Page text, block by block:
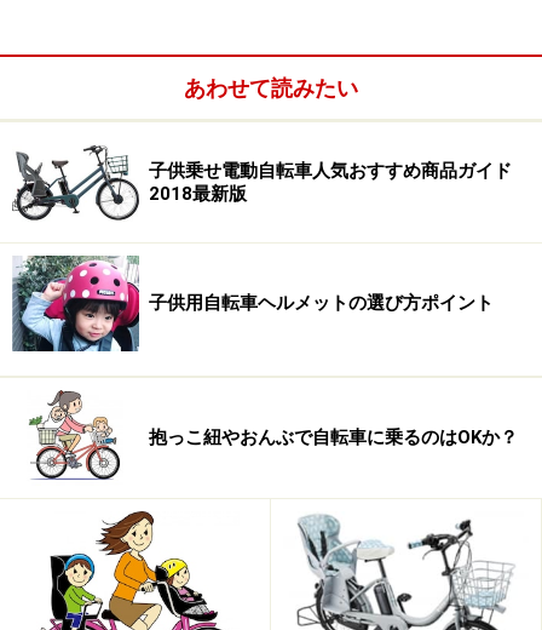
安全基準を満たした自転車には、社団法人自転車協会に
よるBAAマークと幼児２人同乗基準適合車のマークがつ
いており、店頭でも簡単に確認できます。
なお、この安全基準の要件は、以下の通りです。
■幼児2人を同乗させても十分な強度を有する
強度試験の際、前座席と後座席に幼児を想定したおもり
あわせて読みたい
子供乗せ電動自転車人気おすすめ商品ガイド
2018最新版
子供用自転車ヘルメットの選び方ポイント
抱っこ紐やおんぶで自転車に乗るのはOKか？